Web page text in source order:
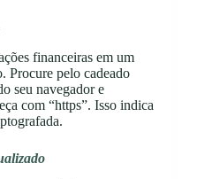
financeiras em um
Procure pelo cadeado
seu navegador e
com “https”. Isso indica